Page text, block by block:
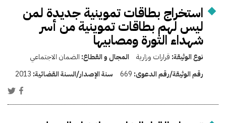
استخراج بطاقات تموينية جديدة لمن
ليس لهم بطاقات تموينية من أسر
شهداء الثورة ومصابيها
نوع الوثيقة: قرارات وزارية المجال و القطاع: الضمان الاجتماعي
رقم الوثيقة/رقم الدعوى: 669 سنة الإصدار/السنة القضائية: 2013